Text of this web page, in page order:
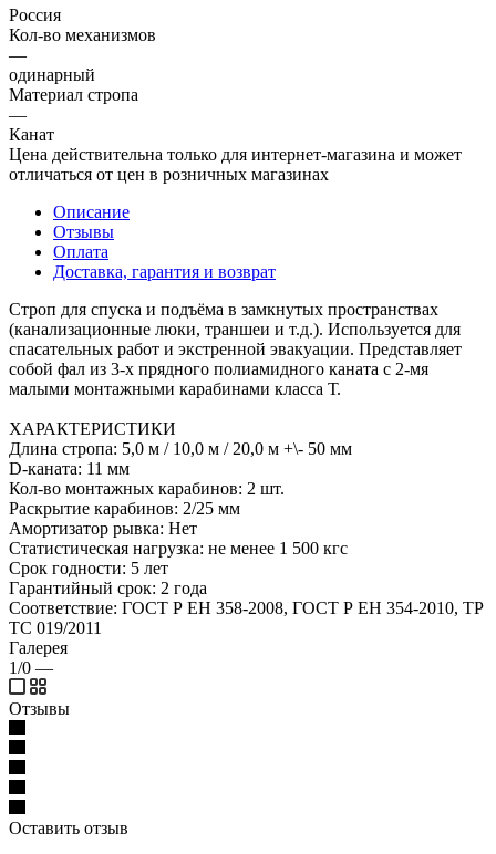
Россия
Кол-во механизмов
—
одинарный
Материал стропа
—
Канат
Цена действительна только для интернет-магазина и может
отличаться от цен в розничных магазинах
Описание
Отзывы
Оплата
Доставка, гарантия и возврат
Строп для спуска и подъёма в замкнутых пространствах
(канализационные люки, траншеи и т.д.). Используется для
спасательных работ и экстренной эвакуации. Представляет
собой фал из 3-х прядного полиамидного каната с 2-мя
малыми монтажными карабинами класса Т.
ХАРАКТЕРИСТИКИ
Длина стропа: 5,0 м / 10,0 м / 20,0 м +\- 50 мм
D-каната: 11 мм
Кол-во монтажных карабинов: 2 шт.
Раскрытие карабинов: 2/25 мм
Амортизатор рывка: Нет
Статистическая нагрузка: не менее 1 500 кгс
Срок годности: 5 лет
Гарантийный срок: 2 года
Соответствие: ГОСТ Р ЕН 358-2008, ГОСТ Р ЕН 354-2010, ТР
ТС 019/2011
Галерея
1/0 —
Отзывы
Оставить отзыв